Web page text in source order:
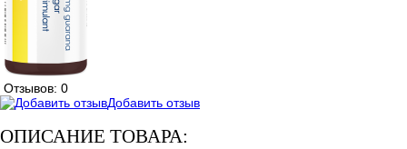
Отзывов: 0
Добавить отзыв
ОПИСАНИЕ ТОВАРА: